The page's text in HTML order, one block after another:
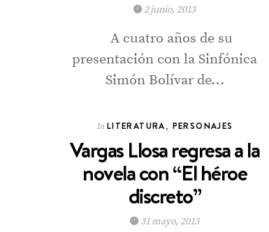
2 junio, 2013
A cuatro años de su
presentación con la Sinfónica
Simón Bolívar de…
In LITERATURA, PERSONAJES
Vargas Llosa regresa a la
novela con “El héroe
discreto”
31 mayo, 2013